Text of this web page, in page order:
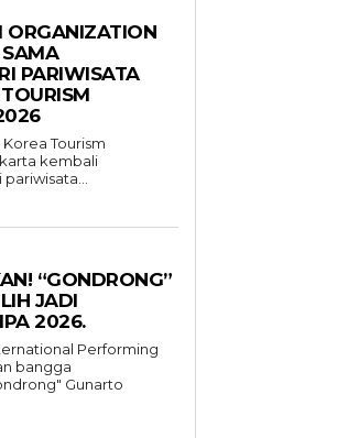
ORGANIZATION
SAMA
PARIWISATA
Korea Tourism
kembali
“GONDRONG”
JADI
2026.
Performing
bangga
Gunarto